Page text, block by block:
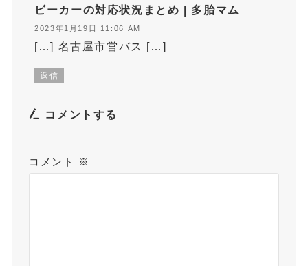
ビーカーの対応状況まとめ | 多胎マム
2023年1月19日 11:06 AM
[…] 名古屋市営バス […]
返信
コメントする
コメント ※